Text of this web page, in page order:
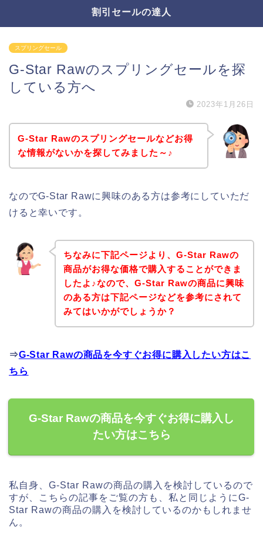
割引セールの達人
スプリングセール
G-Star Rawのスプリングセールを探
している方へ
2023年1月26日
G-Star Rawのスプリングセールなどお得
な情報がないかを探してみました～♪
なのでG-Star Rawに興味のある方は参考にしていただ
けると幸いです。
ちなみに下記ページより、G-Star Rawの
商品がお得な価格で購入することができま
したよ♪なので、G-Star Rawの商品に興味
のある方は下記ページなどを参考にされて
みてはいかがでしょうか？
⇒G-Star Rawの商品を今すぐお得に購入したい方はこ
ちら
G-Star Rawの商品を今すぐお得に購入し
たい方はこちら
私自身、G-Star Rawの商品の購入を検討しているので
すが、こちらの記事をご覧の方も、私と同じようにG-
Star Rawの商品の購入を検討しているのかもしれませ
ん。